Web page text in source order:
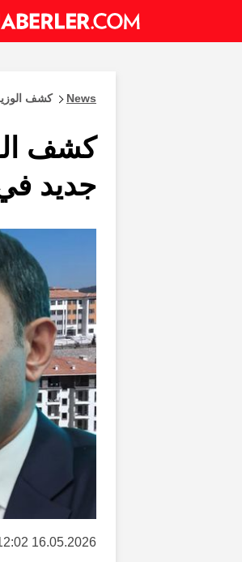
News كشف
كشف
جديد
16.05.2026 12:02